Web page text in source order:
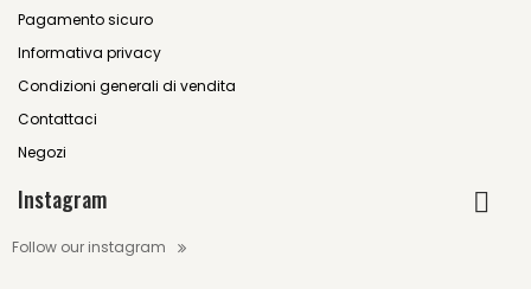
Pagamento sicuro
Informativa privacy
Condizioni generali di vendita
Contattaci
Negozi
Instagram
Follow our instagram